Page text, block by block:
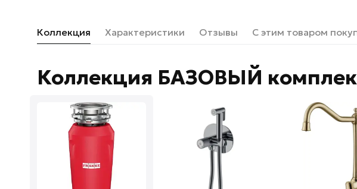
Коллекция Характеристики Отзывы С этим товаром
Коллекция БАЗОВЫЙ